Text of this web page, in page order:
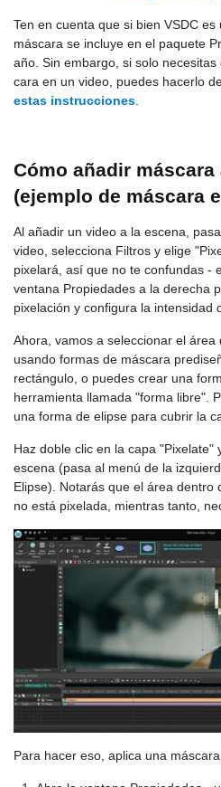
Ten en cuenta que si bien VSDC
máscara se incluye en el paquete
año. Sin embargo, si solo
cara en un video, puedes hacerlo
estas instrucciones
Cómo añadir máscara
(ejemplo de máscara
Al añadir un video a la escena,
video, selecciona Filtros y elige
pixelará, así que no te confundas -
ventana Propiedades a la derecha
pixelación y configura la intensidad
Ahora, vamos a seleccionar el
usando formas de máscara
rectángulo, o puedes crear una
herramienta llamada "forma libre".
una forma de elipse para cubrir la
Haz doble clic en la capa "Pixelate"
escena (pasa al menú de la
Elipse). Notarás que el área dentro
no está pixelada, mientras tanto,
Para hacer eso, aplica una